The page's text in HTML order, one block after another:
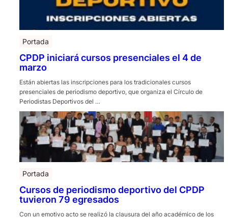
Portada
CPDP iniciará cursos presenciales el 4 de
marzo
Están abiertas las inscripciones para los tradicionales cursos
presenciales de periodismo deportivo, que organiza el Círculo de
Periodistas Deportivos del …
Portada
Cursos de periodismo deportivo del CPDP
tuvieron 79 egresados
Con un emotivo acto se realizó la clausura del año académico de los